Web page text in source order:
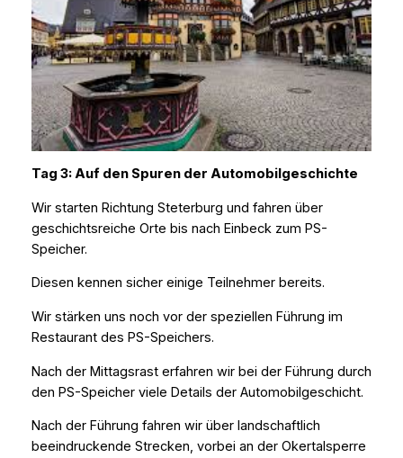
Tag 3: Auf den Spuren der Automobilgeschichte
Wir starten Richtung Steterburg und fahren über
geschichtsreiche Orte bis nach Einbeck zum PS-
Speicher.
Diesen kennen sicher einige Teilnehmer bereits.
Wir stärken uns noch vor der speziellen Führung im
Restaurant des PS-Speichers.
Nach der Mittagsrast erfahren wir bei der Führung durch
den PS-Speicher viele Details der Automobilgeschicht.
Nach der Führung fahren wir über landschaftlich
beeindruckende Strecken, vorbei an der Okertalsperre